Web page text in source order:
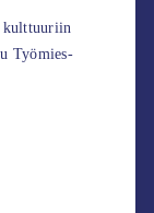
kulttuuriin
Työmies-